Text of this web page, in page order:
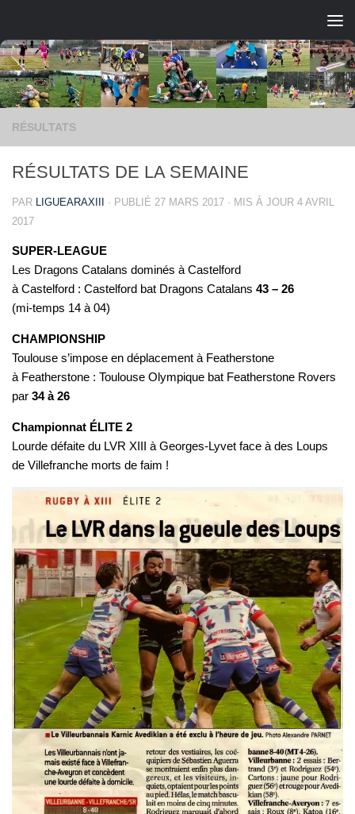
RÉSULTATS
RÉSULTATS DE LA SEMAINE
PAR LIGUEARAXIII · PUBLIÉ 27 MARS 2017 · MIS À JOUR 4 AVRIL
2017
SUPER-LEAGUE
Les Dragons Catalans dominés à Castelford
à Castelford : Castelford bat Dragons Catalans 43 – 26
(mi-temps 14 à 04)
CHAMPIONSHIP
Toulouse s’impose en déplacement à Featherstone
à Featherstone : Toulouse Olympique bat Featherstone Rovers
par 34 à 26
Championnat ÉLITE 2
Lourde défaite du LVR XIII à Georges-Lyvet face à des Loups
de Villefranche morts de faim !